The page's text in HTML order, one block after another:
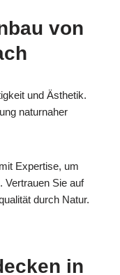
von
und Ästhetik.
naturnaher
Expertise, um
Vertrauen Sie auf
durch Natur.
in